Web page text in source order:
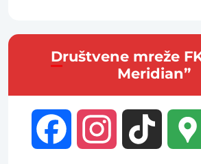
Društvene mreže FK “Sloga
Meridian”
Facebook Instagram TikTok